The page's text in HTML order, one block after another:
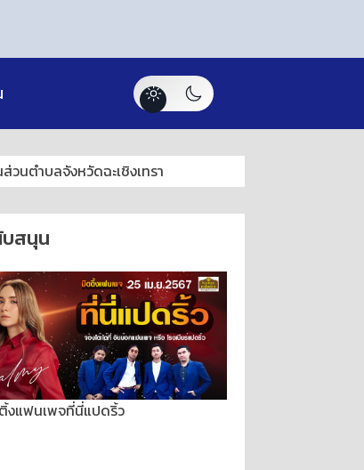
วนตำบลจังหวัดฉะเชิงเทรา
สนุน
งแฟนเพจที่นี่แปดริ้ว